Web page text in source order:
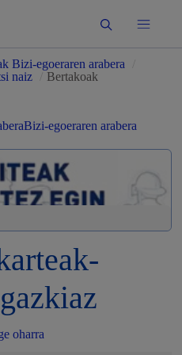
Bilatu
Bizi-egoeraren arabera
naiz
Bertakoak
Bizi-egoeraren arabera
oharra